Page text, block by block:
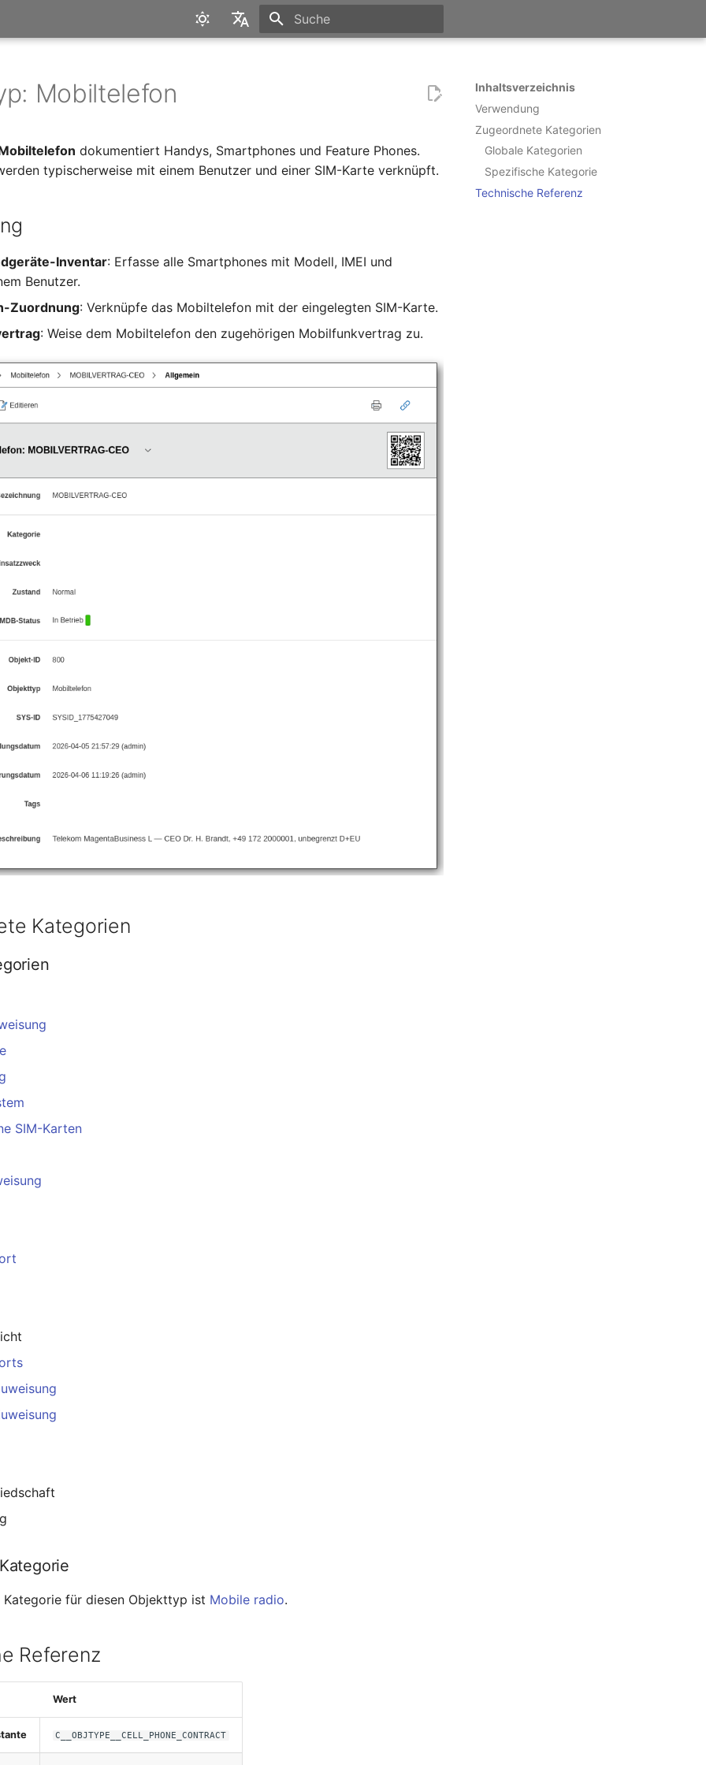
Inhaltsverzeichnis
Verwendung
Zugeordnete Kategorien
Globale Kategorien
Spezifische Kategorie
Technische Referenz
Mobiltelefon
dokumentiert Handys, Smartphones und Feature Phones.
typischerweise mit einem Benutzer und einer SIM-Karte verknüpft.
Inventar: Erfasse alle Smartphones mit Modell, IMEI und
Benutzer.
Zuordnung: Verknüpfe das Mobiltelefon mit der eingelegten SIM-Karte.
: Weise dem Mobiltelefon den zugehörigen Mobilfunkvertrag zu.
Kategorien
SIM-Karten
Kategorie für diesen Objekttyp ist Mobile radio.
Referenz
Wert
C__OBJTYPE__CELL_PHONE_CONTRACT